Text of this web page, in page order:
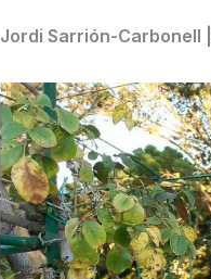
Jordi Sarrión-Carbonell